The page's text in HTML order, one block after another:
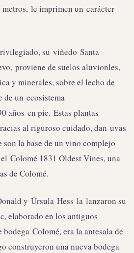
le imprimen un carácter
su viñedo Santa
proviene de suelos aluvionles,
y minerales, sobre el lecho de
de un ecosistema
años en pie. Estas plantas
al riguroso cuidado, dan uvas
la base de un vino complejo
Colomé 1831 Oldest Vines, una
de Colomé.
y Úrsula Hess la lanzaron su
elaborado en los antiguos
bodega Colomé, era la antesala de
construyeron una nueva bodega